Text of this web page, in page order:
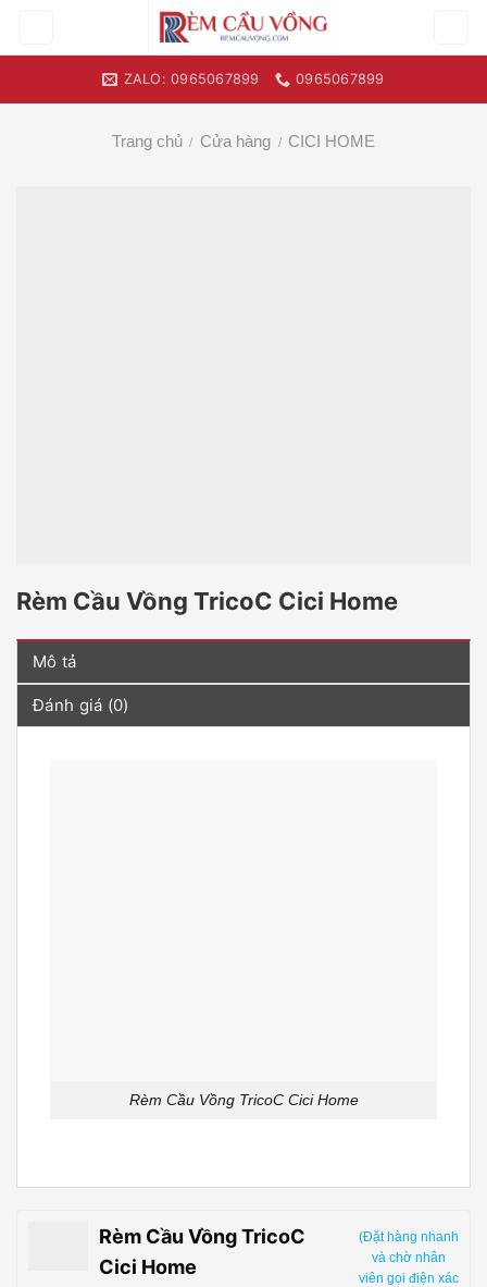
ZALO: 0965067899 0965067899
Trang chủ / Cửa hàng / CICI HOME
Rèm Cầu Vồng TricoC Cici Home
Mô tả
Đánh giá (0)
Rèm Cầu Vồng TricoC Cici Home
Rèm Cầu Vồng TricoC
Cici Home
(Đặt hàng nhanh
và chờ nhân
viên gọi điện xác